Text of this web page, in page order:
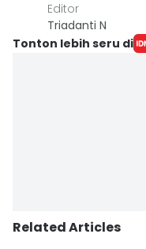
Editor
Triadanti N
Tonton lebih seru di
Related Articles